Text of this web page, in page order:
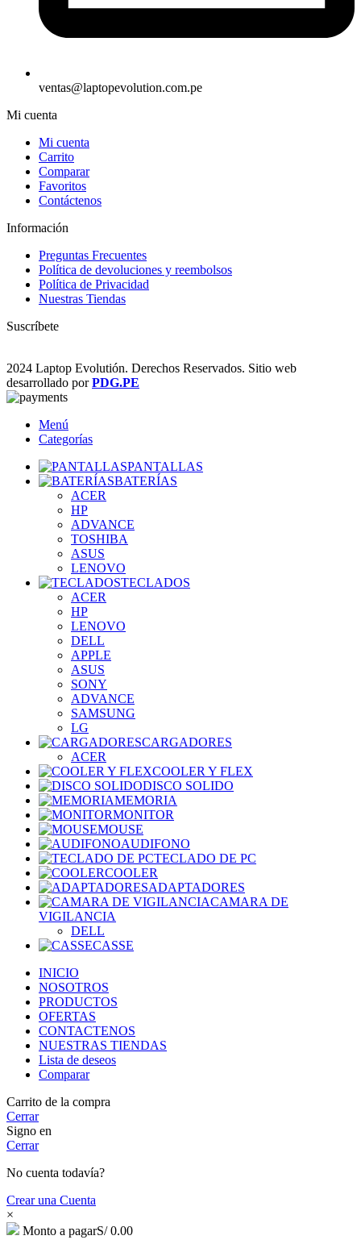
ventas@laptopevolution.com.pe
Mi cuenta
Mi cuenta
Carrito
Comparar
Favoritos
Contáctenos
Información
Preguntas Frecuentes
Política de devoluciones y reembolsos
Política de Privacidad
Nuestras Tiendas
Suscríbete
2024 Laptop Evolutión. Derechos Reservados. Sitio web
desarrollado porPDG.PE
Menú
Categorías
PANTALLAS
BATERÍAS
ACER
HP
ADVANCE
TOSHIBA
ASUS
LENOVO
TECLADOS
ACER
HP
LENOVO
DELL
APPLE
ASUS
SONY
ADVANCE
SAMSUNG
LG
CARGADORES
ACER
COOLER Y FLEX
DISCO SOLIDO
MEMORIA
MONITOR
MOUSE
AUDIFONO
TECLADO DE PC
COOLER
ADAPTADORES
CAMARA DE
VIGILANCIA
DELL
CASSE
INICIO
NOSOTROS
PRODUCTOS
OFERTAS
CONTACTENOS
NUESTRAS TIENDAS
Lista de deseos
Comparar
Carrito de la compra
Cerrar
Signo en
Cerrar
No cuenta todavía?
Crear una Cuenta
×
Monto a pagarS/0.00